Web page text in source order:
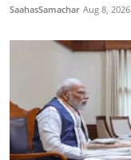
SaahasSamachar Aug 8, 2026